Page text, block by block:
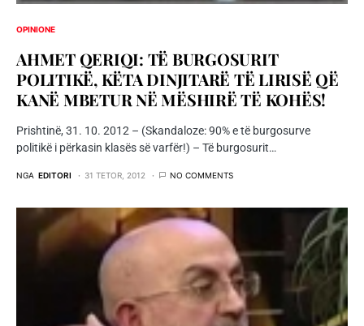
OPINIONE
AHMET QERIQI: TË BURGOSURIT
POLITIKË, KËTA DINJITARË TË LIRISË QË
KANË MBETUR NË MËSHIRË TË KOHËS!
Prishtinë, 31. 10. 2012 – (Skandaloze: 90% e të burgosurve
politikë i përkasin klasës së varfër!) – Të burgosurit…
NGA EDITORI 31 TETOR, 2012 NO COMMENTS